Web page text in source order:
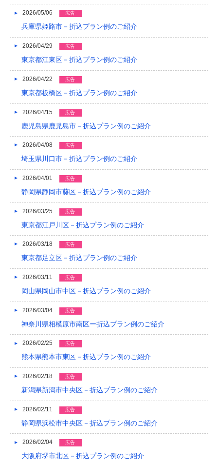
2022/05
2022/04
2022/03
2022/02
2021/12
2021/11
2021/10
2021/09
2021/08
2021/05
2021/04
2020/12
2020/08
2020/04
2019/12
2019/08
2019/07
2019/06
2019/05
2026/05/06 広告
兵庫県姫路市－折込プラン例のご紹介
2026/04/29 広告
東京都江東区－折込プラン例のご紹介
2026/04/22 広告
東京都板橋区－折込プラン例のご紹介
2026/04/15 広告
鹿児島県鹿児島市－折込プラン例のご紹介
2026/04/08 広告
埼玉県川口市－折込プラン例のご紹介
2026/04/01 広告
静岡県静岡市葵区－折込プラン例のご紹介
2026/03/25 広告
東京都江戸川区－折込プラン例のご紹介
2026/03/18 広告
東京都足立区－折込プラン例のご紹介
2026/03/11 広告
岡山県岡山市中区－折込プラン例のご紹介
2026/03/04 広告
神奈川県相模原市南区ー折込プラン例のご紹介
2026/02/25 広告
熊本県熊本市東区－折込プラン例のご紹介
2026/02/18 広告
新潟県新潟市中央区－折込プラン例のご紹介
2026/02/11 広告
静岡県浜松市中央区－折込プラン例のご紹介
2026/02/04 広告
大阪府堺市北区－折込プラン例のご紹介